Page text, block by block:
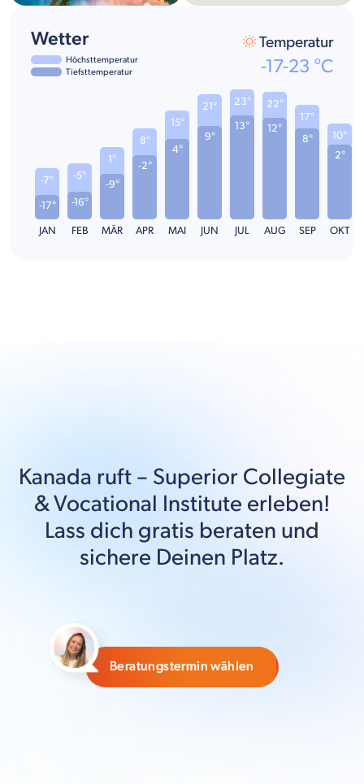
Wetter
Höchsttemperatur
Tiefsttemperatur
Temperatur
-17-23 °C
-17°
-7°
JAN
-16°
-5°
FEB
-9°
1°
MÄR
-2°
8°
APR
4°
15°
MAI
9°
21°
JUN
13°
23°
JUL
12°
22°
AUG
8°
17°
SEP
2°
10°
OKT
Kanada ruft – Superior Collegiate
& Vocational Institute erleben!
Lass dich gratis beraten und
sichere Deinen Platz.
Beratungstermin wählen